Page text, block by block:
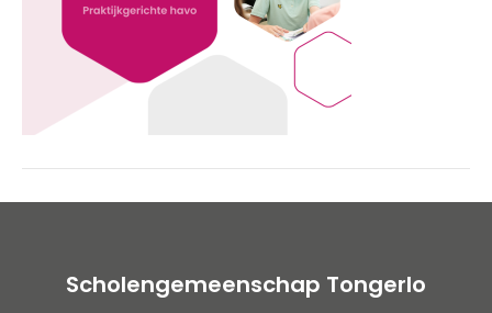
Scholengemeenschap Tongerlo